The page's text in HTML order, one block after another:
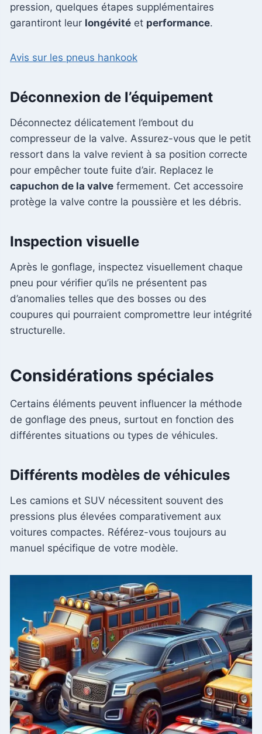
pression, quelques étapes supplémentaires
garantiront leur longévité et performance.
Avis sur les pneus hankook
Déconnexion de l’équipement
Déconnectez délicatement l’embout du
compresseur de la valve. Assurez-vous que le petit
ressort dans la valve revient à sa position correcte
pour empêcher toute fuite d’air. Replacez le
capuchon de la valve fermement. Cet accessoire
protège la valve contre la poussière et les débris.
Inspection visuelle
Après le gonflage, inspectez visuellement chaque
pneu pour vérifier qu’ils ne présentent pas
d’anomalies telles que des bosses ou des
coupures qui pourraient compromettre leur intégrité
structurelle.
Considérations spéciales
Certains éléments peuvent influencer la méthode
de gonflage des pneus, surtout en fonction des
différentes situations ou types de véhicules.
Différents modèles de véhicules
Les camions et SUV nécessitent souvent des
pressions plus élevées comparativement aux
voitures compactes. Référez-vous toujours au
manuel spécifique de votre modèle.